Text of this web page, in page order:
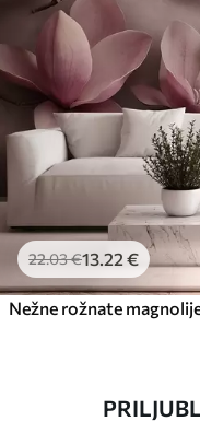
22.03€13 .22 €